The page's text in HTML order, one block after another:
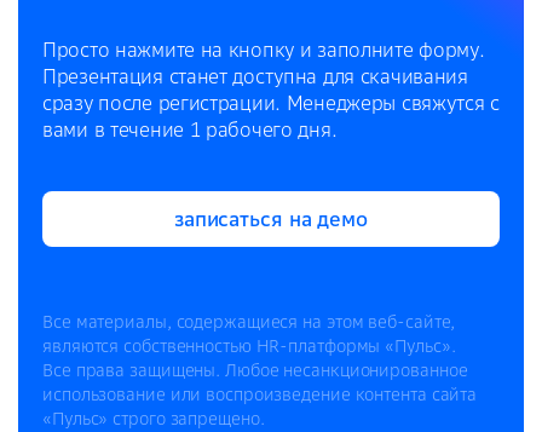
Просто нажмите на кнопку и заполните форму.
Презентация станет доступна для скачивания
сразу после регистрации. Менеджеры свяжутся с
вами в течение 1 рабочего дня.
записаться на демо
Все материалы, содержащиеся на этом веб-сайте,
являются собственностью HR-платформы «Пульс».
Все права защищены. Любое несанкционированное
использование или воспроизведение контента сайта
«Пульс» строго запрещено.